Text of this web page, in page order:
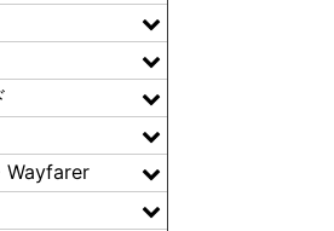
Wayfarer